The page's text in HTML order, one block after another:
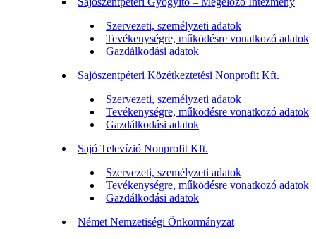
Szervezeti, személyzeti adatok
Tevékenységre, működésre vonatkozó adatok
Gazdálkodási adatok
Sajószentpéteri Közétkeztetési Nonprofit Kft.
Szervezeti, személyzeti adatok
Tevékenységre, működésre vonatkozó adatok
Gazdálkodási adatok
Sajó Televízió Nonprofit Kft.
Szervezeti, személyzeti adatok
Tevékenységre, működésre vonatkozó adatok
Gazdálkodási adatok
Német Nemzetiségi Önkormányzat